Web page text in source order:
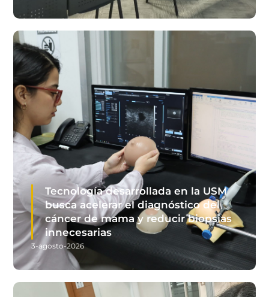
Tecnología desarrollada en la USM
busca acelerar el diagnóstico del
cáncer de mama y reducir biopsias
innecesarias
3-agosto-2026